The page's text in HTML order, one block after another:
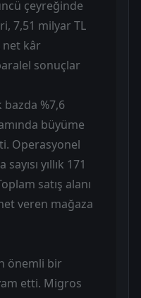
çeyreğinde
7,51 milyar TL
net kâr
sonuçlar
bazda %7,6
büyüme
Operasyonel
yıllık 171
satış alanı
veren mağaza
önemli bir
etti. Migros